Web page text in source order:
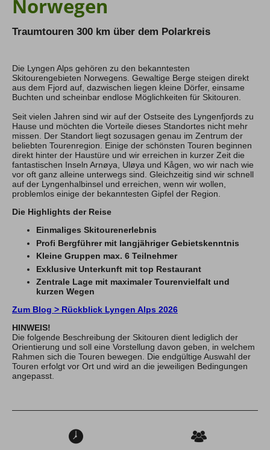
Hochtouren Alpen
Hike & Fly
Klettern
Kletterreisen
Kletterkurse
Klettersteige
Klettersteig Tagestouren
Klettersteig Mehrtage
Wandern
Wandern Weltweit
Wandern Selfguided
Allgäuer Gipfelwelten
Sommer
Über uns
Team
Kontakt
Norwegen
Traumtouren 300 km über dem Polarkreis
Die Lyngen Alps gehören zu den bekanntesten
Skitourengebieten Norwegens. Gewaltige Berge steigen direkt
aus dem Fjord auf, dazwischen liegen kleine Dörfer, einsame
Buchten und scheinbar endlose Möglichkeiten für Skitouren.
Seit vielen Jahren sind wir auf der Ostseite des Lyngenfjords zu
Hause und möchten die Vorteile dieses Standortes nicht mehr
missen. Der Standort liegt sozusagen genau im Zentrum der
beliebten Tourenregion. Einige der schönsten Touren beginnen
direkt hinter der Haustüre und wir erreichen in kurzer Zeit die
fantastischen Inseln Arnøya, Uløya und Kågen, wo wir nach wie
vor oft ganz alleine unterwegs sind. Gleichzeitig sind wir schnell
auf der Lyngenhalbinsel und erreichen, wenn wir wollen,
problemlos einige der bekanntesten Gipfel der Region.
Die Highlights der Reise
Einmaliges Skitourenerlebnis
Profi Bergführer mit langjähriger Gebietskenntnis
Kleine Gruppen max. 6 Teilnehmer
Exklusive Unterkunft mit top Restaurant
Zentrale Lage mit maximaler Tourenvielfalt und
kurzen Wegen
Zum Blog > Rückblick Lyngen Alps 2026
HINWEIS!
Die folgende Beschreibung der Skitouren dient lediglich der
Orientierung und soll eine Vorstellung davon geben, in welchem
Rahmen sich die Touren bewegen. Die endgültige Auswahl der
Touren erfolgt vor Ort und wird an die jeweiligen Bedingungen
angepasst.